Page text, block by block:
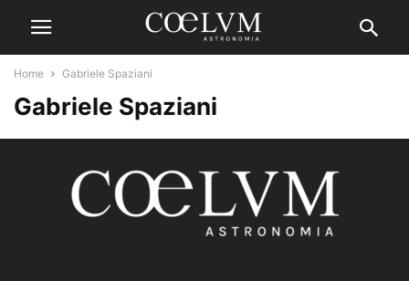
Home Gabriele Spaziani
Gabriele Spaziani